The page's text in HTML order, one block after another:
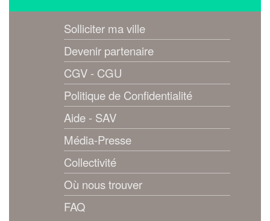
Solliciter ma ville
Devenir partenaire
CGV - CGU
Politique de Confidentialité
Aide - SAV
Média-Presse
Collectivité
Où nous trouver
FAQ